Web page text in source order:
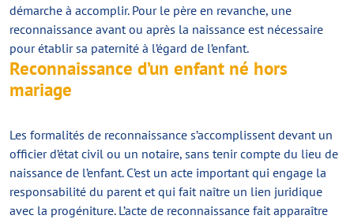
démarche à accomplir. Pour le père en revanche, une
reconnaissance avant ou après la naissance est nécessaire
pour établir sa paternité à l’égard de l’enfant.
Reconnaissance d’un enfant né hors
mariage
Les formalités de reconnaissance s’accomplissent devant un
officier d’état civil ou un notaire, sans tenir compte du lieu de
naissance de l’enfant. C’est un acte important qui engage la
responsabilité du parent et qui fait naître un lien juridique
avec la progéniture. L’acte de reconnaissance fait apparaître